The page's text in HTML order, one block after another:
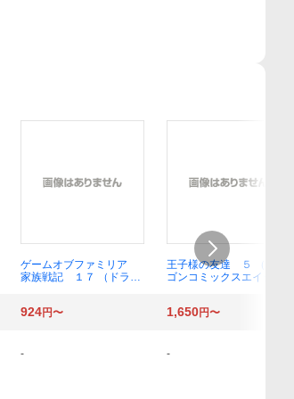
ゲームオブファミリア
家族戦記 １７ （ドラゴ
／作画
王子様の友達 ５ （ドラ
ゴンコミックスエイジ）
924円〜 1,650円〜
- -